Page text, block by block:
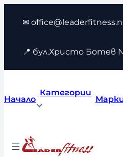
съдържанието
✉
📍 бул.Христо Ботев
Начало
Категории